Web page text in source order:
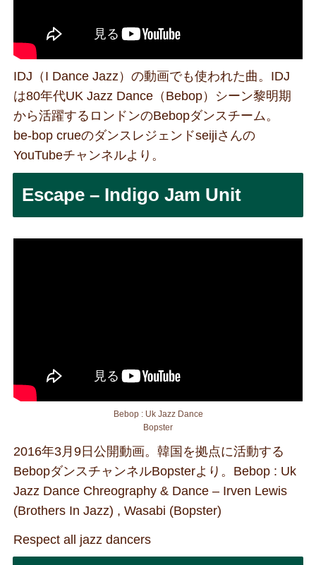
IDJ（I Dance Jazz）の動画でも使われた曲。IDJ
は80年代UK Jazz Dance（Bebop）シーン黎明期
から活躍するロンドンのBebopダンスチーム。
be-bop crueのダンスレジェンドseijiさんの
YouTubeチャンネルより。
Escape – Indigo Jam Unit
Bebop : Uk Jazz Dance
Bopster
2016年3月9日公開動画。韓国を拠点に活動する
BebopダンスチャンネルBopsterより。Bebop : Uk
Jazz Dance Chreography & Dance – Irven Lewis
(Brothers In Jazz) , Wasabi (Bopster)
Respect all jazz dancers